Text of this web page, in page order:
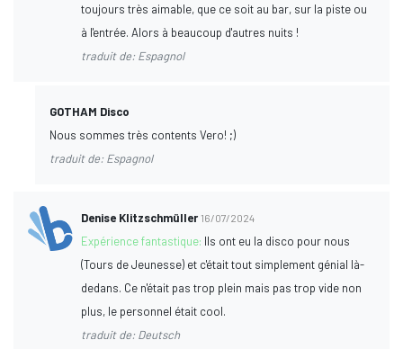
toujours très aimable, que ce soit au bar, sur la piste ou
à l'entrée. Alors à beaucoup d'autres nuits !
traduit de: Espagnol
GOTHAM Disco
Nous sommes très contents Vero! ;)
traduit de: Espagnol
Denise Klitzschmüller 16/07/2024
Expérience fantastique: Ils ont eu la disco pour nous
(Tours de Jeunesse) et c'était tout simplement génial là-
dedans. Ce n'était pas trop plein mais pas trop vide non
plus, le personnel était cool.
traduit de: Deutsch